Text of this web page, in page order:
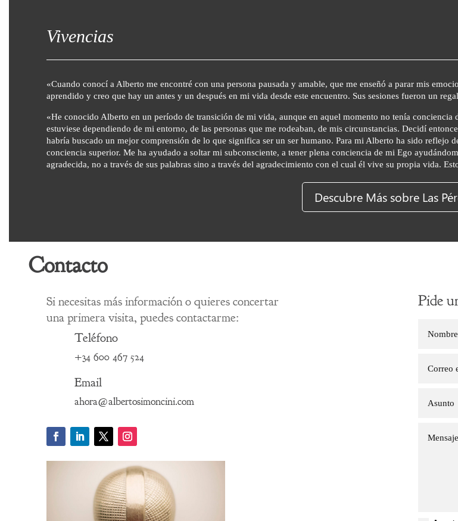
Vivencias
«Cuando conocí a Alberto me encontré con una persona pausada y amable, que me enseñó a parar mis
aprendido y creo que hay un antes y un después en mi vida desde este encuentro. Sus sesiones fueron un
«He conocido Alberto en un período de transición de mi vida, aunque en aquel momento no tenía conciencia
estuviese dependiendo de mi entorno, de las personas que me rodeaban, de mis circunstancias. Decidí
habría buscado un mejor comprensión de lo que significa ser un ser humano. Para mi Alberto ha sido reflejo
conciencia superior. Me ha ayudado a soltar mi subconsciente, a tener plena conciencia de mi Ego
agradecida, no a través de sus palabras sino a través del agradecimiento con el cual él vive su propia vida.
Descubre Más sobre Las
Contacto
Si necesitas más información o quieres concertar
una primera visita, puedes contactarme:
Teléfono
+34 600 467 524
Email
ahora@albertosimoncini.com
Pide